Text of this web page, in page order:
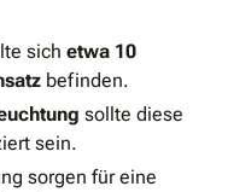
sich etwa 10
befinden.
sollte diese
sein.
sorgen für eine